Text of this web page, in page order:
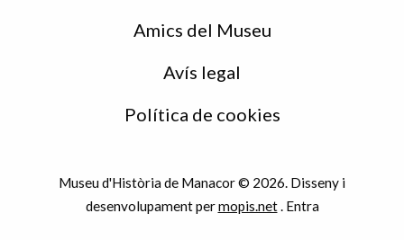
Amics del Museu
Avís legal
Política de cookies
Museu d'Història de Manacor © 2026. Disseny i
desenvolupament permopis.net. Entra